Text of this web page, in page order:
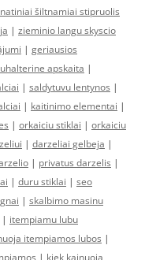
šiltnamiai stipruolis
| zieminio langu skyscio
| geriausios
apskaita |
| saldytuvu lentynos |
| kaitinimo elementai |
| orkaiciu stiklai | orkaiciu
| darzeliai gelbeja |
| privatus darzelis |
| duru stiklai | seo
| skalbimo masinu
| itempiamu lubu
itempiamos lubos |
| kiek kainuoja